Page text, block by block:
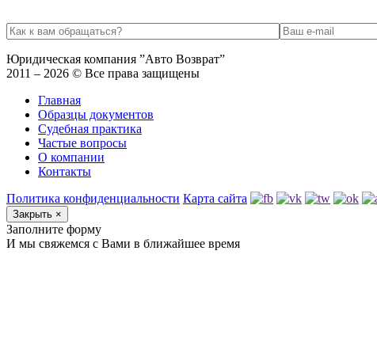
Юридическая компания ”Авто Возврат”
2011 – 2026 © Все права защищены
Главная
Образцы документов
Судебная практика
Частые вопросы
О компании
Контакты
Политика конфиденциальности Карта сайта
Закрыть ×
Заполните форму
И мы свяжемся с Вами в ближайшее время